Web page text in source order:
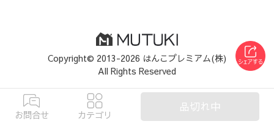
Copyright© 2013-2026 はんこプレミアム(株)
All Rights Reserved
お問合せ カテゴリ
品切れ中